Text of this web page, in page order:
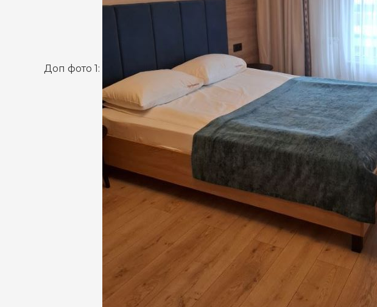
Доп фото 1: